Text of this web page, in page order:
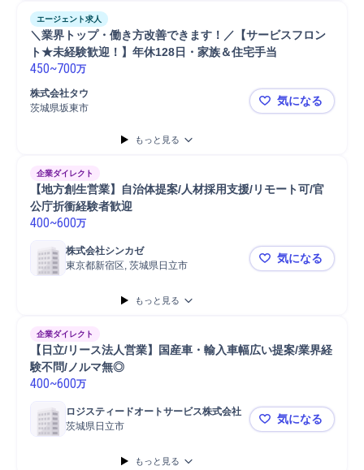
普通自動車
エージェント求人
＼業界トップ・働き方改善できます！／【サービスフロン
ト★未経験歓迎！】年休128日・家族＆住宅手当
450~700万
株式会社タウ
茨城県坂東市
＼業界トッ
気になる
もっと見る
企業ダイレクト
【地方創生営業】自治体提案/人材採用支援/リモート可/官
公庁折衝経験者歓迎
400~600万
株式会社シンカゼ
東京都新宿区, 茨城県日立市
【地方創生
気になる
もっと見る
企業ダイレクト
【日立/リース法人営業】国産車・輸入車幅広い提案/業界経
験不問/ノルマ無◎
400~600万
ロジスティードオートサービス株式会社
茨城県日立市
【日立/リ
気になる
もっと見る